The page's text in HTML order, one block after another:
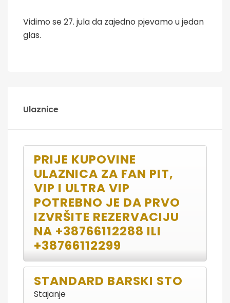
Vidimo se 27. jula da zajedno pjevamo u jedan
glas.
Ulaznice
PRIJE KUPOVINE
ULAZNICA ZA FAN PIT,
VIP I ULTRA VIP
POTREBNO JE DA PRVO
IZVRŠITE REZERVACIJU
NA +38766112288 ILI
+38766112299
STANDARD BARSKI STO
Stajanje